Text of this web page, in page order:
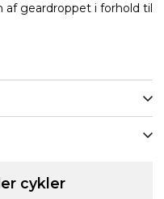
geardroppet i forhold til
cykler